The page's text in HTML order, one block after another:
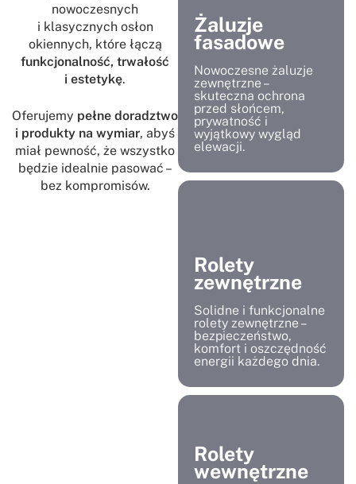
nowoczesnych
i klasycznych osłon
okiennych, które łączą
funkcjonalność, trwałość
i estetykę.
Oferujemy pełne doradztwo
i produkty na wymiar, abyś
miał pewność, że wszystko
będzie idealnie pasować –
bez kompromisów.
Żaluzje
fasadowe
Nowoczesne żaluzje
zewnętrzne –
skuteczna ochrona
przed słońcem,
prywatność i
wyjątkowy wygląd
elewacji.
Rolety
zewnętrzne
Solidne i funkcjonalne
rolety zewnętrzne –
bezpieczeństwo,
komfort i oszczędność
energii każdego dnia.
Rolety
wewnętrzne